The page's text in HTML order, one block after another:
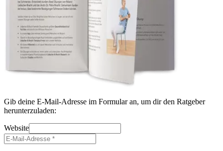
Gib deine E-Mail-Adresse im Formular an, um dir den Ratgeber
herunterzuladen:
Website